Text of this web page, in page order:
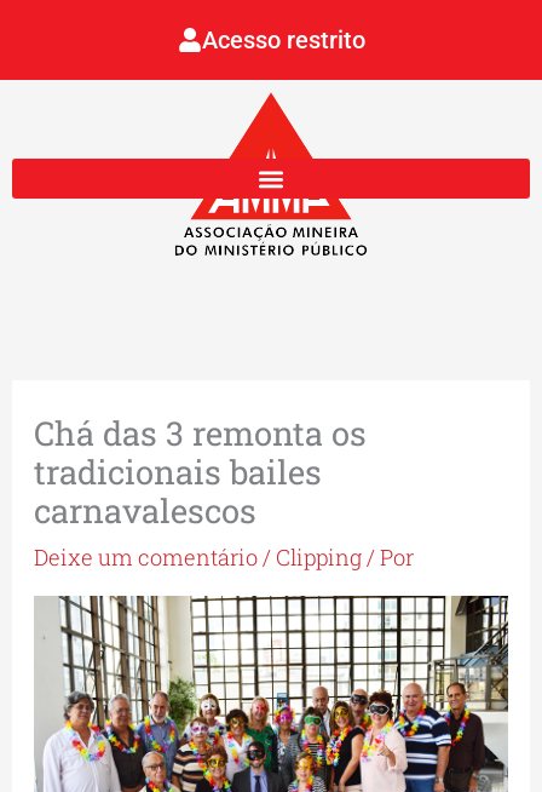
Acesso restrito
Chá das 3 remonta os
tradicionais bailes
carnavalescos
Deixe um comentário/ Clipping/ Por